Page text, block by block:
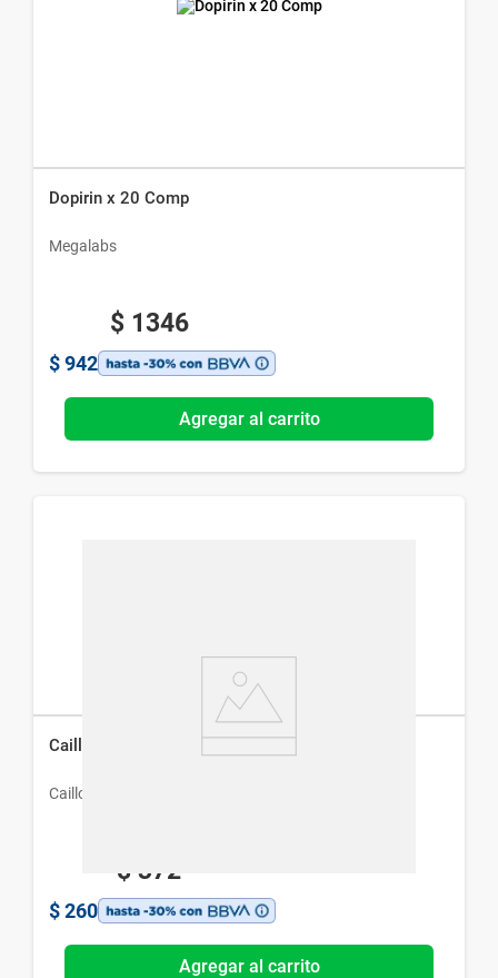
Dopirin x 20 Comp
Megalabs
$ 1346
$ 942
Agregar al carrito
Caillomida Metoclopramida x 20 Comp
Caillon & Hamonet
$ 372
$ 260
Agregar al carrito